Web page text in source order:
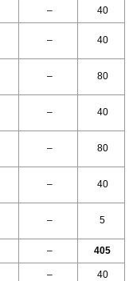
– 40
– 40
– 80
– 40
– 80
– 40
– 5
– 405
– 40